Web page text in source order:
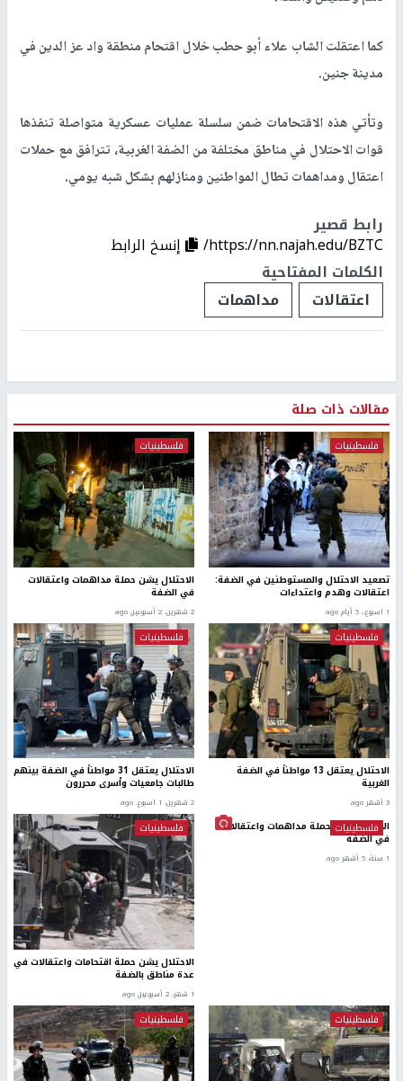
كما اعتقلت الشاب علاء أبو حطب خلال اقتحام منطقة واد عز الدين في
مدينة جنين.
وتأتي هذه الاقتحامات ضمن سلسلة عمليات عسكرية متواصلة تنفذها
قوات الاحتلال في مناطق مختلفة من الضفة الغربية، تترافق مع حملات
اعتقال ومداهمات تطال المواطنين ومنازلهم بشكل شبه يومي.
رابط قصير
https://nn.najah.edu/BZTC/
إنسخ الرابط
الكلمات المفتاحية
اعتقالات
مداهمات
مقالات ذات صلة
فلسطينيات
تصعيد الاحتلال والمستوطنين في الضفة:
اعتقالات وهدم واعتداءات
1 اسبوع.، 5 أيام ago
فلسطينيات
الاحتلال يشن حملة مداهمات واعتقالات
في الضفة
2 شهرين، 2 أسبوعين ago
فلسطينيات
الاحتلال يعتقل 13 مواطناً في الضفة
الغربية
3 أشهر ago
فلسطينيات
الاحتلال يعتقل 31 مواطناً في الضفة بينهم
طالبات جامعيات وأسرى محررون
2 شهرين، 1 اسبوع. ago
فلسطينيات
الاحتلال يشن حملة مداهمات واعتقالات
في الضفة
1 سنة، 5 أشهر ago
فلسطينيات
الاحتلال يشن حملة اقتحامات واعتقالات في
عدة مناطق بالضفة
1 شهر، 2 أسبوعين ago
فلسطينيات فلسطينيات